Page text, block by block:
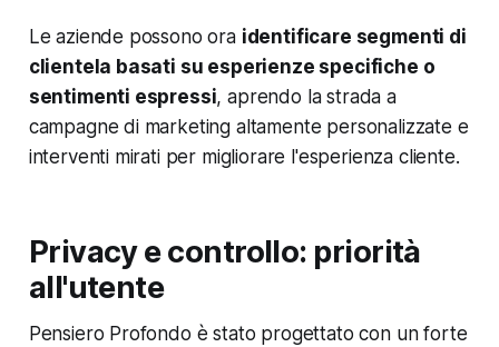
Le aziende possono ora identificare segmenti di
clientela basati su esperienze specifiche o
sentimenti espressi, aprendo la strada a
campagne di marketing altamente personalizzate e
interventi mirati per migliorare l'esperienza cliente.
Privacy e controllo: priorità
all'utente
Pensiero Profondo è stato progettato con un forte